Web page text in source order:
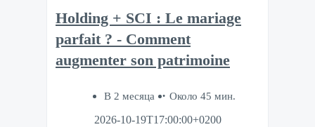
Holding + SCI : Le mariage
parfait ? - Comment
augmenter son patrimoine
В 2 месяца
Около 45 мин.
2026-10-19T17:00:00+0200